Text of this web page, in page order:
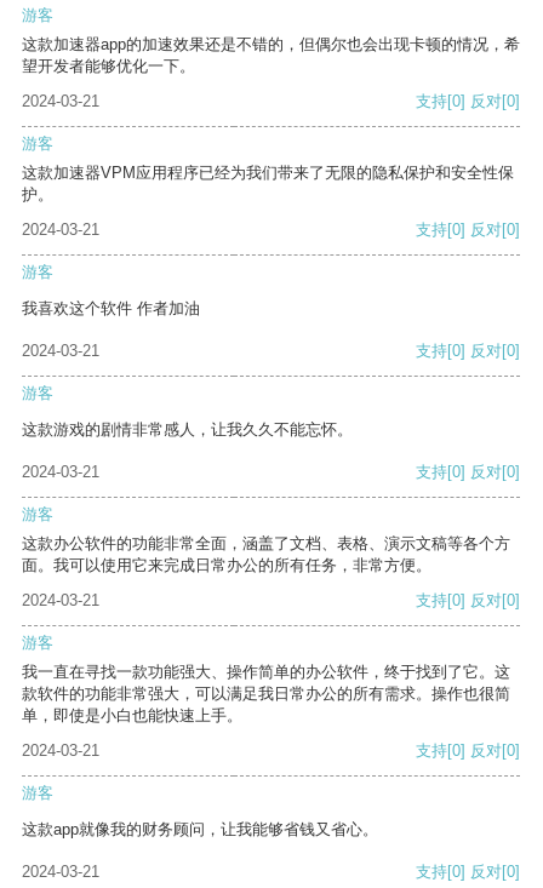
游客
这款加速器app的加速效果还是不错的，但偶尔也会出现卡顿的情况，希
望开发者能够优化一下。
2024-03-21
支持[0] 反对[0]
游客
这款加速器VPM应用程序已经为我们带来了无限的隐私保护和安全性保
护。
2024-03-21
支持[0] 反对[0]
游客
我喜欢这个软件 作者加油
2024-03-21 支持[0] 反对[0]
游客
这款游戏的剧情非常感人，让我久久不能忘怀。
2024-03-21 支持[0] 反对[0]
游客
这款办公软件的功能非常全面，涵盖了文档、表格、演示文稿等各个方
面。我可以使用它来完成日常办公的所有任务，非常方便。
2024-03-21
支持[0] 反对[0]
游客
我一直在寻找一款功能强大、操作简单的办公软件，终于找到了它。这
款软件的功能非常强大，可以满足我日常办公的所有需求。操作也很简
单，即使是小白也能快速上手。
2024-03-21
支持[0] 反对[0]
游客
这款app就像我的财务顾问，让我能够省钱又省心。
2024-03-21 支持[0] 反对[0]